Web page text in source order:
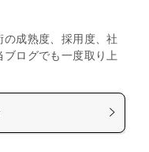
成熟度、採用度、社
ログでも一度取り上